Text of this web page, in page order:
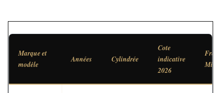
Marque et
modèle
Années Cylindrée
Cote
indicative
2026